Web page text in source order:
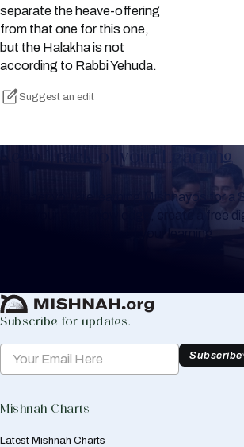
separate the heave-offering
from that one for this one,
but the Halakha is not
according to Rabbi Yehuda.
Suggest an edit
Keep Track of your Learning
Whether you are learning Mishnayos for a
or for your own knowledge, create a free
to help you keep track of your learning.
Subscribe for updates.
Subscribe
Mishnah Charts
Latest Mishnah Charts